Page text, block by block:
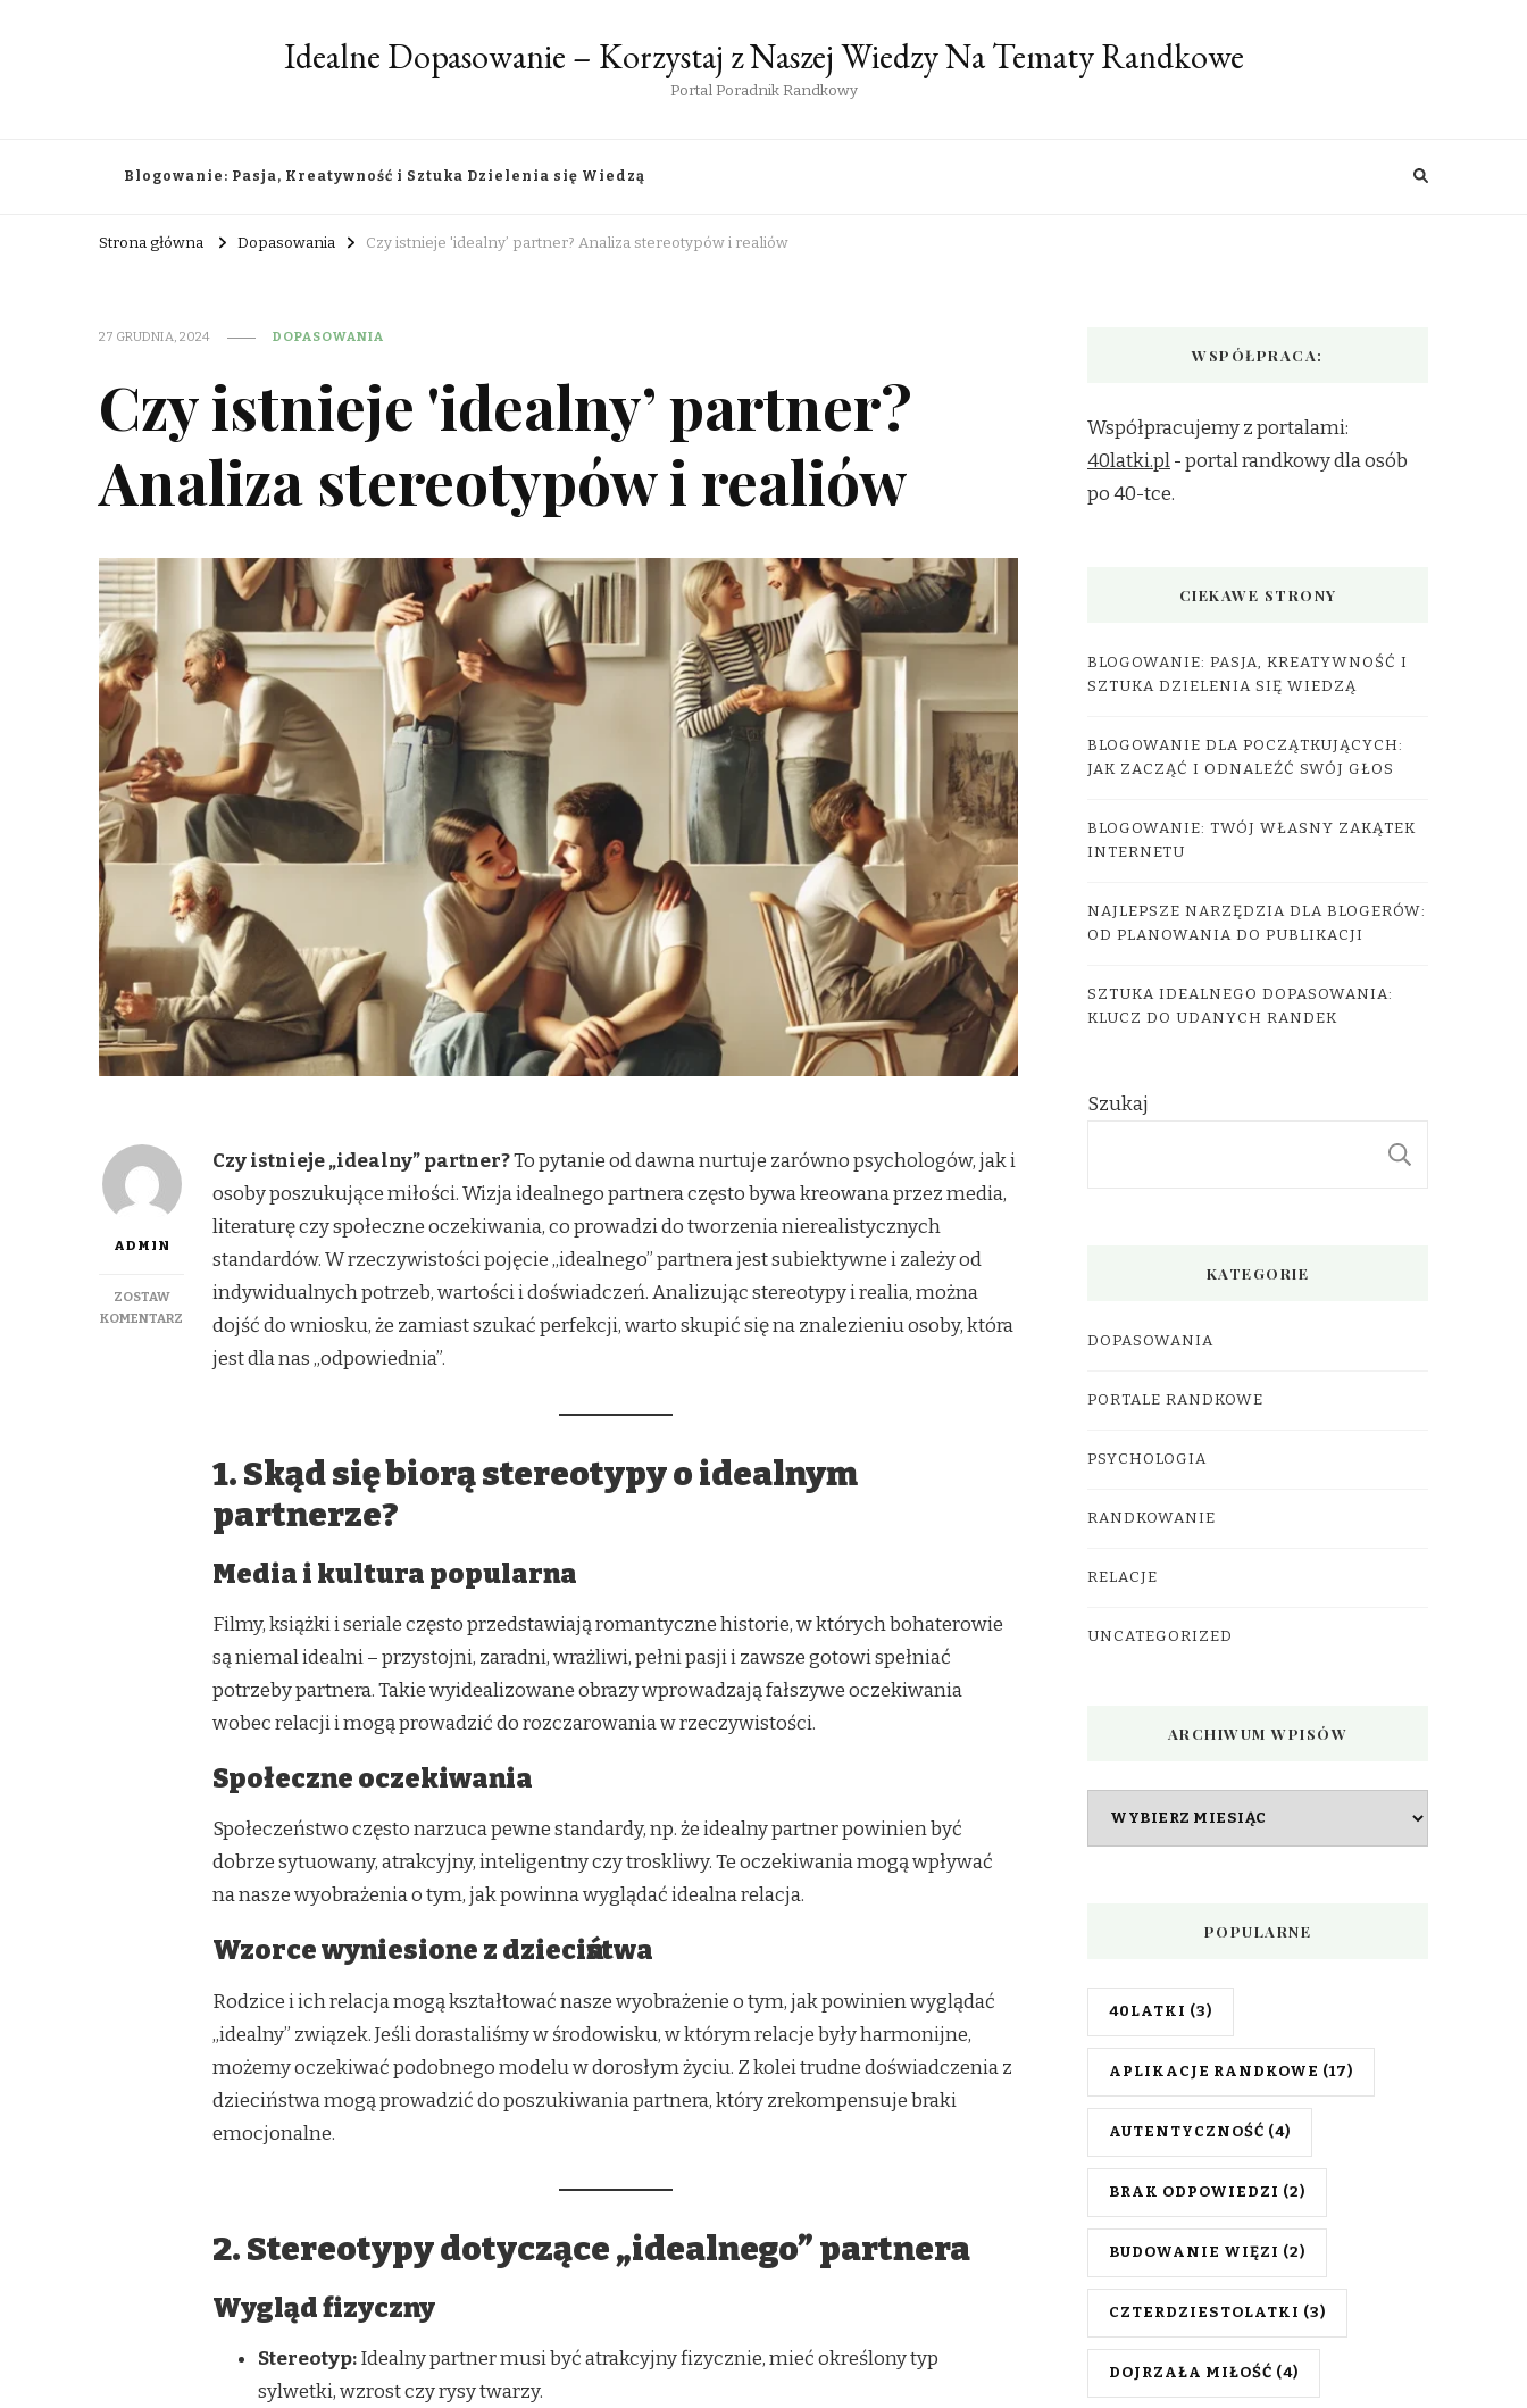
Idealne Dopasowanie – Korzystaj z Naszej Wiedzy Na Tematy Randkowe
Portal Poradnik Randkowy
Blogowanie: Pasja, Kreatywność i Sztuka Dzielenia się Wiedzą
Strona główna Dopasowania Czy istnieje 'idealny’ partner? Analiza stereotypów i realiów
27 GRUDNIA, 2024 DOPASOWANIA
Czy istnieje 'idealny’ partner?
Analiza stereotypów i realiów
ADMIN
ZOSTAW
KOMENTARZ
ISTNIEJE
REALIÓW
Czy istnieje „idealny” partner?To pytanie od dawna nurtuje zarówno psychologów, jak i
osoby poszukujące miłości. Wizja idealnego partnera często bywa kreowana przez media,
literaturę czy społeczne oczekiwania, co prowadzi do tworzenia nierealistycznych
standardów. W rzeczywistości pojęcie „idealnego” partnera jest subiektywne i zależy od
indywidualnych potrzeb, wartości i doświadczeń. Analizując stereotypy i realia, można
dojść do wniosku, że zamiast szukać perfekcji, warto skupić się na znalezieniu osoby, która
jest dla nas „odpowiednia”.
1. Skąd się biorą stereotypy o idealnym
partnerze?
Media i kultura popularna
Filmy, książki i seriale często przedstawiają romantyczne historie, w których bohaterowie
są niemal idealni – przystojni, zaradni, wrażliwi, pełni pasji i zawsze gotowi spełniać
potrzeby partnera. Takie wyidealizowane obrazy wprowadzają fałszywe oczekiwania
wobec relacji i mogą prowadzić do rozczarowania w rzeczywistości.
Społeczne oczekiwania
Społeczeństwo często narzuca pewne standardy, np. że idealny partner powinien być
dobrze sytuowany, atrakcyjny, inteligentny czy troskliwy. Te oczekiwania mogą wpływać
na nasze wyobrażenia o tym, jak powinna wyglądać idealna relacja.
Wzorce wyniesione z dzieciństwa
Rodzice i ich relacja mogą kształtować nasze wyobrażenie o tym, jak powinien wyglądać
„idealny” związek. Jeśli dorastaliśmy w środowisku, w którym relacje były harmonijne,
możemy oczekiwać podobnego modelu w dorosłym życiu. Z kolei trudne doświadczenia z
dzieciństwa mogą prowadzić do poszukiwania partnera, który zrekompensuje braki
emocjonalne.
2. Stereotypy dotyczące „idealnego” partnera
Wygląd fizyczny
Stereotyp:Idealny partner musi być atrakcyjny fizycznie, mieć określony typ
sylwetki, wzrost czy rysy twarzy.
WSPÓŁPRACA:
Współpracujemy z portalami:
40latki.pl- portal randkowy dla osób
po 40-tce.
CIEKAWE STRONY
BLOGOWANIE: PASJA, KREATYWNOŚĆ I
SZTUKA DZIELENIA SIĘ WIEDZĄ
BLOGOWANIE DLA POCZĄTKUJĄCYCH:
JAK ZACZĄĆ I ODNALEŹĆ SWÓJ GŁOS
BLOGOWANIE: TWÓJ WŁASNY ZAKĄTEK
INTERNETU
NAJLEPSZE NARZĘDZIA DLA BLOGERÓW:
OD PLANOWANIA DO PUBLIKACJI
SZTUKA IDEALNEGO DOPASOWANIA:
KLUCZ DO UDANYCH RANDEK
Szukaj
KATEGORIE
DOPASOWANIA
PORTALE RANDKOWE
PSYCHOLOGIA
RANDKOWANIE
RELACJE
UNCATEGORIZED
ARCHIWUM WPISÓW
POPULARNE
40LATKI (3)
APLIKACJE RANDKOWE (17)
AUTENTYCZNOŚĆ (4)
BRAK ODPOWIEDZI (2)
BUDOWANIE WIĘZI (2)
CZTERDZIESTOLATKI (3)
DOJRZAŁA MIŁOŚĆ (4)